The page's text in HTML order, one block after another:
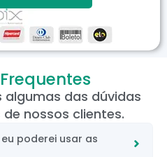
das dúvidas
nossos clientes.
poderei usar as